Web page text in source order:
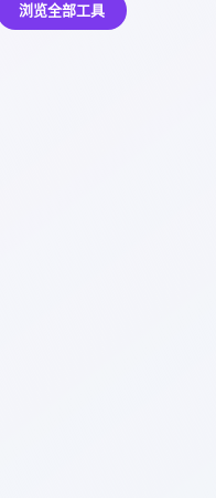
浏览全部工具